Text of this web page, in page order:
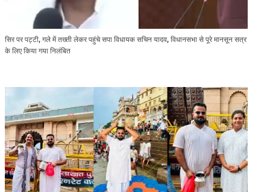
सिर पर पट्टी, गले में तख्ती लेकर पहुंचे सपा विधायक सचिन यादव, विधानसभा से पूरे मानसून सत्र
के लिए किया गया निलंबित